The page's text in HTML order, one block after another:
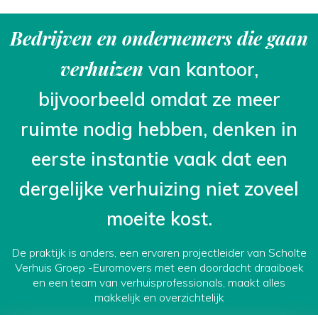
Bedrijven en ondernemers die gaan
verhuizen van kantoor,
bijvoorbeeld omdat ze meer
ruimte nodig hebben, denken in
eerste instantie vaak dat een
dergelijke verhuizing niet zoveel
moeite kost.
De praktijk is anders, een ervaren projectleider van Scholte
Verhuis Groep -Euromovers met een doordacht draaiboek
en een team van verhuisprofessionals, maakt alles
makkelijk en overzichtelijk